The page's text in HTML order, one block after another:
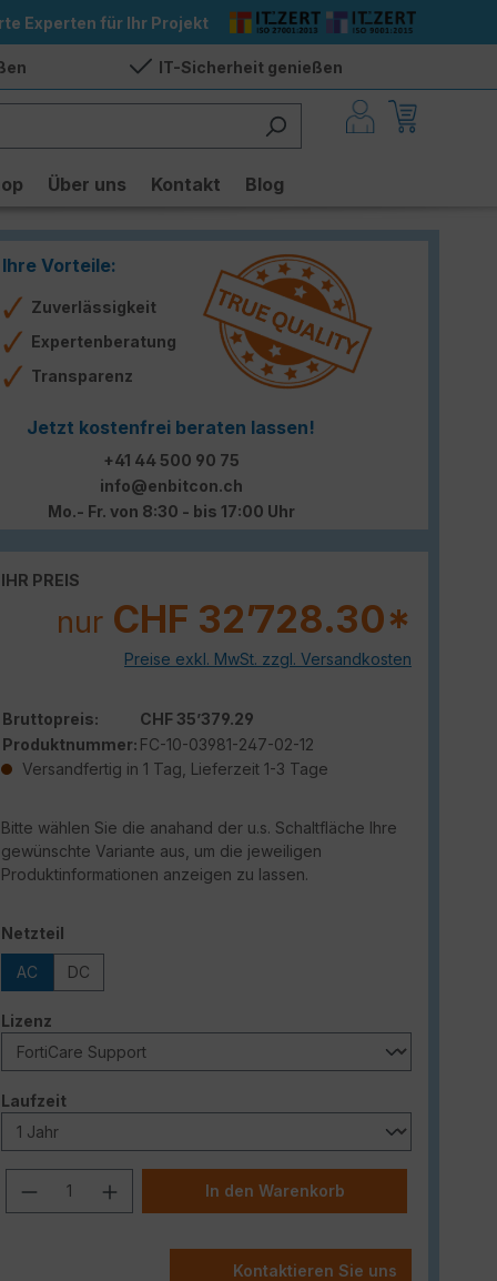
Experten für Ihr Projekt
IT-Sicherheit genießen
Über uns Kontakt Blog
Ihre Vorteile:
Zuverlässigkeit
Expertenberatung
Transparenz
Jetzt kostenfrei beraten lassen!
+41 44 500 90 75
info@enbitcon.ch
Mo.- Fr. von 8:30 - bis 17:00 Uhr
IHR PREIS
nur CHF 32’728.30*
Preise exkl. MwSt. zzgl. Versandkosten
Bruttopreis:
CHF 35’379.29
Produktnummer: FC-10-03981-247-02-12
Versandfertig in 1 Tag, Lieferzeit 1-3 Tage
Bitte wählen Sie die anahand der u.s. Schaltfläche Ihre
gewünschte Variante aus, um die jeweiligen
Produktinformationen anzeigen zu lassen.
Netzteil
AC DC
Lizenz
Laufzeitauswählen
Produkt Anzahl: Gib den
In den Warenkorb
Kontaktieren Sie uns